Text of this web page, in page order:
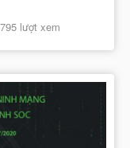
lượt xem